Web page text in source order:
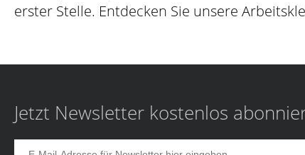
erster Stelle. Entdecken Sie unsere
Jetzt Newsletter kostenlos